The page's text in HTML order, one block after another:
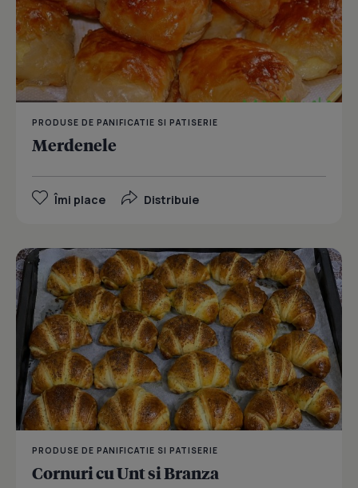
PRODUSE DE PANIFICATIE SI PATISERIE
Merdenele
Îmi place Distribuie
PRODUSE DE PANIFICATIE SI PATISERIE
Cornuri cu Unt si Branza